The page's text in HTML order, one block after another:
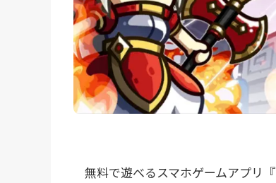
無料で遊べるスマホゲームアプリ